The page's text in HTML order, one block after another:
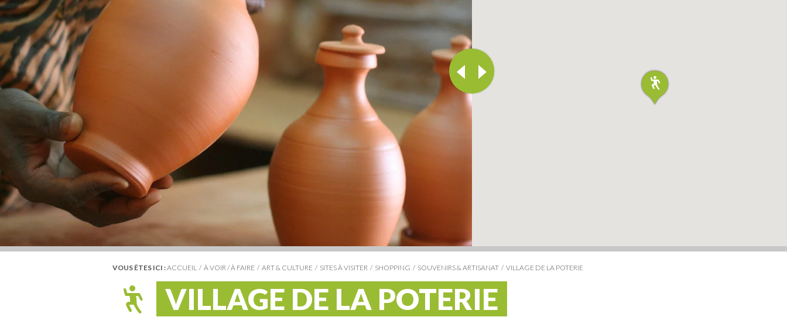
DUCOS
FONDS-SAINT-DENIS
LE MARIGOT
LE MARIN SAINTE-MARIE
VOUS ÊTES ICI :ACCUEIL À VOIR / À FAIRE ART & CULTURE SITES À VISITER SHOPPING SOUVENIRS & ARTISANAT VILLAGE DE LA POTERIE
VILLAGE DE LA POTERIE